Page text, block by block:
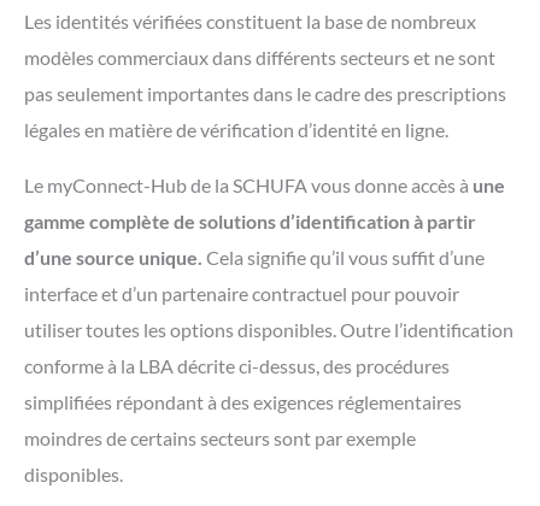
Les identités vérifiées constituent la base de nombreux
modèles commerciaux dans différents secteurs et ne sont
pas seulement importantes dans le cadre des prescriptions
légales en matière de vérification d’identité en ligne.
Le myConnect-Hub de la SCHUFA vous donne accès à une
gamme complète de solutions d’identification à partir
d’une source unique. Cela signifie qu’il vous suffit d’une
interface et d’un partenaire contractuel pour pouvoir
utiliser toutes les options disponibles. Outre l’identification
conforme à la LBA décrite ci-dessus, des procédures
simplifiées répondant à des exigences réglementaires
moindres de certains secteurs sont par exemple
disponibles.